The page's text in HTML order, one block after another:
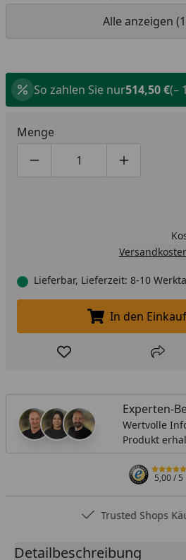
Alle anzeigen
So zahlen Sie nur514,50 €(–
Menge
Produktmenge um eins
Produktmenge
Lieferbar, Lieferzeit: 8-10
In
In den
Produkt zur Teilen
Experten-
Wertvolle
Produkt
5,00/ 5
Trusted Shops
Detailbeschreibung